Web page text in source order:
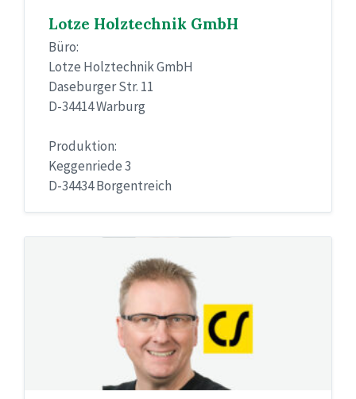
Lotze Holztechnik GmbH
Büro:
Lotze Holztechnik GmbH
Daseburger Str. 11
D-34414 Warburg
Produktion:
Keggenriede 3
D-34434 Borgentreich